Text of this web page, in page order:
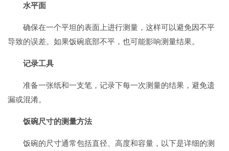
水平面
确保在一个平坦的表面上进行测量，这样可以避免因不平
导致的误差。如果饭碗底部不平，也可能影响测量结果。
记录工具
准备一张纸和一支笔，记录下每一次测量的结果，避免遗
漏或混淆。
饭碗尺寸的测量方法
饭碗的尺寸通常包括直径、高度和容量，以下是详细的测